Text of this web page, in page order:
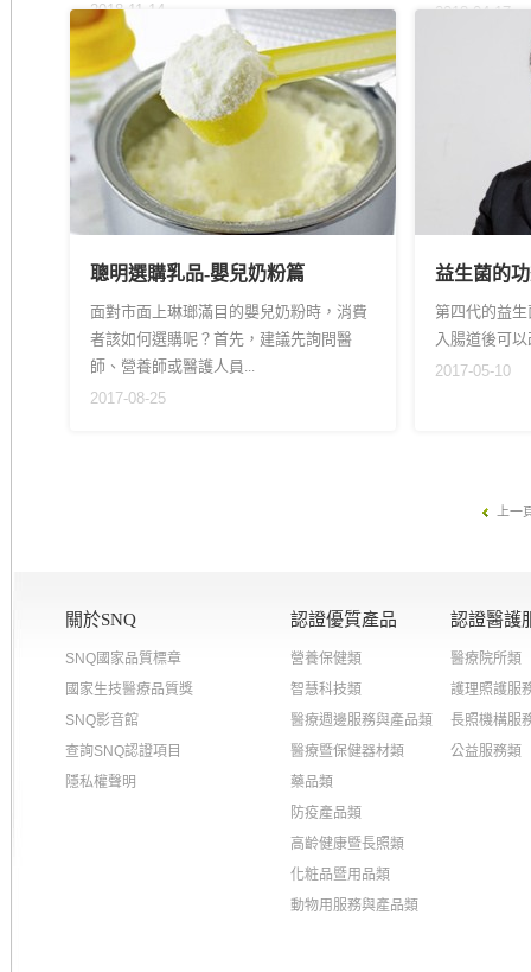
2018-11-14
2018-04-17
聰明選購乳品-嬰兒奶粉篇
面對市面上琳瑯滿目的嬰兒奶粉時，消費
者該如何選購呢？首先，建議先詢問醫
師、營養師或醫護人員...
2017-08-25
益生菌的
第四代的益
入腸道後可以
2017-05-10
上一
關於SNQ
SNQ國家品質標章
國家生技醫療品質獎
SNQ影音館
查詢SNQ認證項目
隱私權聲明
認證優質產品
營養保健類
智慧科技類
醫療週邊服務與產品類
醫療暨保健器材類
藥品類
防疫產品類
高齡健康暨長照類
化粧品暨用品類
動物用服務與產品類
認證醫護
醫療院所類
護理照護服
長照機構服
公益服務類